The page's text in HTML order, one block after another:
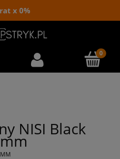
x 0%
NISI Black